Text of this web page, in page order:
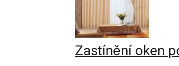
Zastínění oken